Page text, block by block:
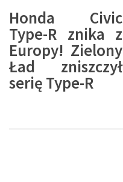
Honda Civic
Type-R znika z
Europy! Zielony
Ład zniszczył
serię Type-R